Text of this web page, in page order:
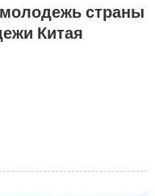
страны
Китая